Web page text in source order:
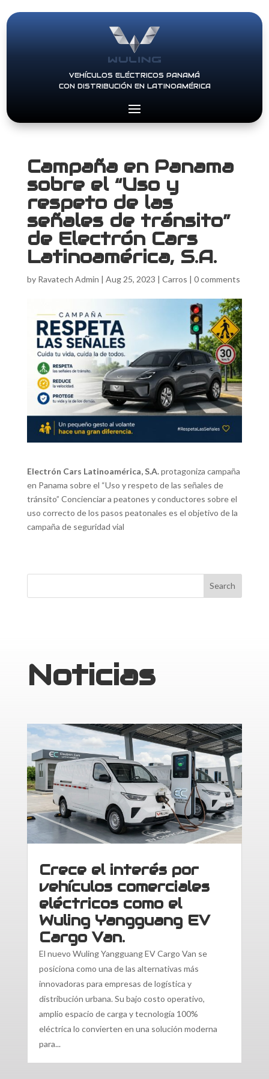
VEHÍCULOS ELÉCTRICOS PANAMÁ
CON DISTRIBUCIÓN EN LATINOAMÉRICA
Campaña en Panama
sobre el “Uso y
respeto de las
señales de tránsito”
de Electrón Cars
Latinoamérica, S.A.
by Ravatech Admin | Aug 25, 2023 | Carros | 0 comments
Electrón Cars Latinoamérica, S.A.protagoniza campaña
en Panama sobre el “Uso y respeto de las señales de
tránsito” Concienciar a peatones y conductores sobre el
uso correcto de los pasos peatonales es el objetivo de la
campaña de seguridad vial
Noticias
Crece el interés por
vehículos comerciales
eléctricos como el
Wuling Yangguang EV
Cargo Van.
El nuevo Wuling Yangguang EV Cargo Van se
posiciona como una de las alternativas más
innovadoras para empresas de logística y
distribución urbana. Su bajo costo operativo,
amplio espacio de carga y tecnología 100%
eléctrica lo convierten en una solución moderna
para...